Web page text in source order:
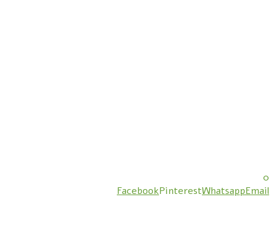
0
FacebookPinterestWhatsappEmail